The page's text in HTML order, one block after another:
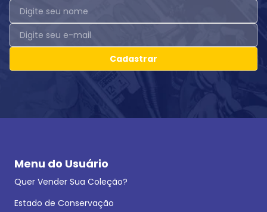
Cadastrar
Menu do Usuário
Quer Vender Sua Coleção?
Estado de Conservação